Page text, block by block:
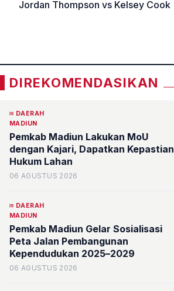
Jordan Thompson vs Kelsey Cook
DIREKOMENDASIKAN
DAERAH
MADIUN
Pemkab Madiun Lakukan MoU
dengan Kajari, Dapatkan Kepastian
Hukum Lahan
06 AGUSTUS 2026
DAERAH
MADIUN
Pemkab Madiun Gelar Sosialisasi
Peta Jalan Pembangunan
Kependudukan 2025–2029
06 AGUSTUS 2026